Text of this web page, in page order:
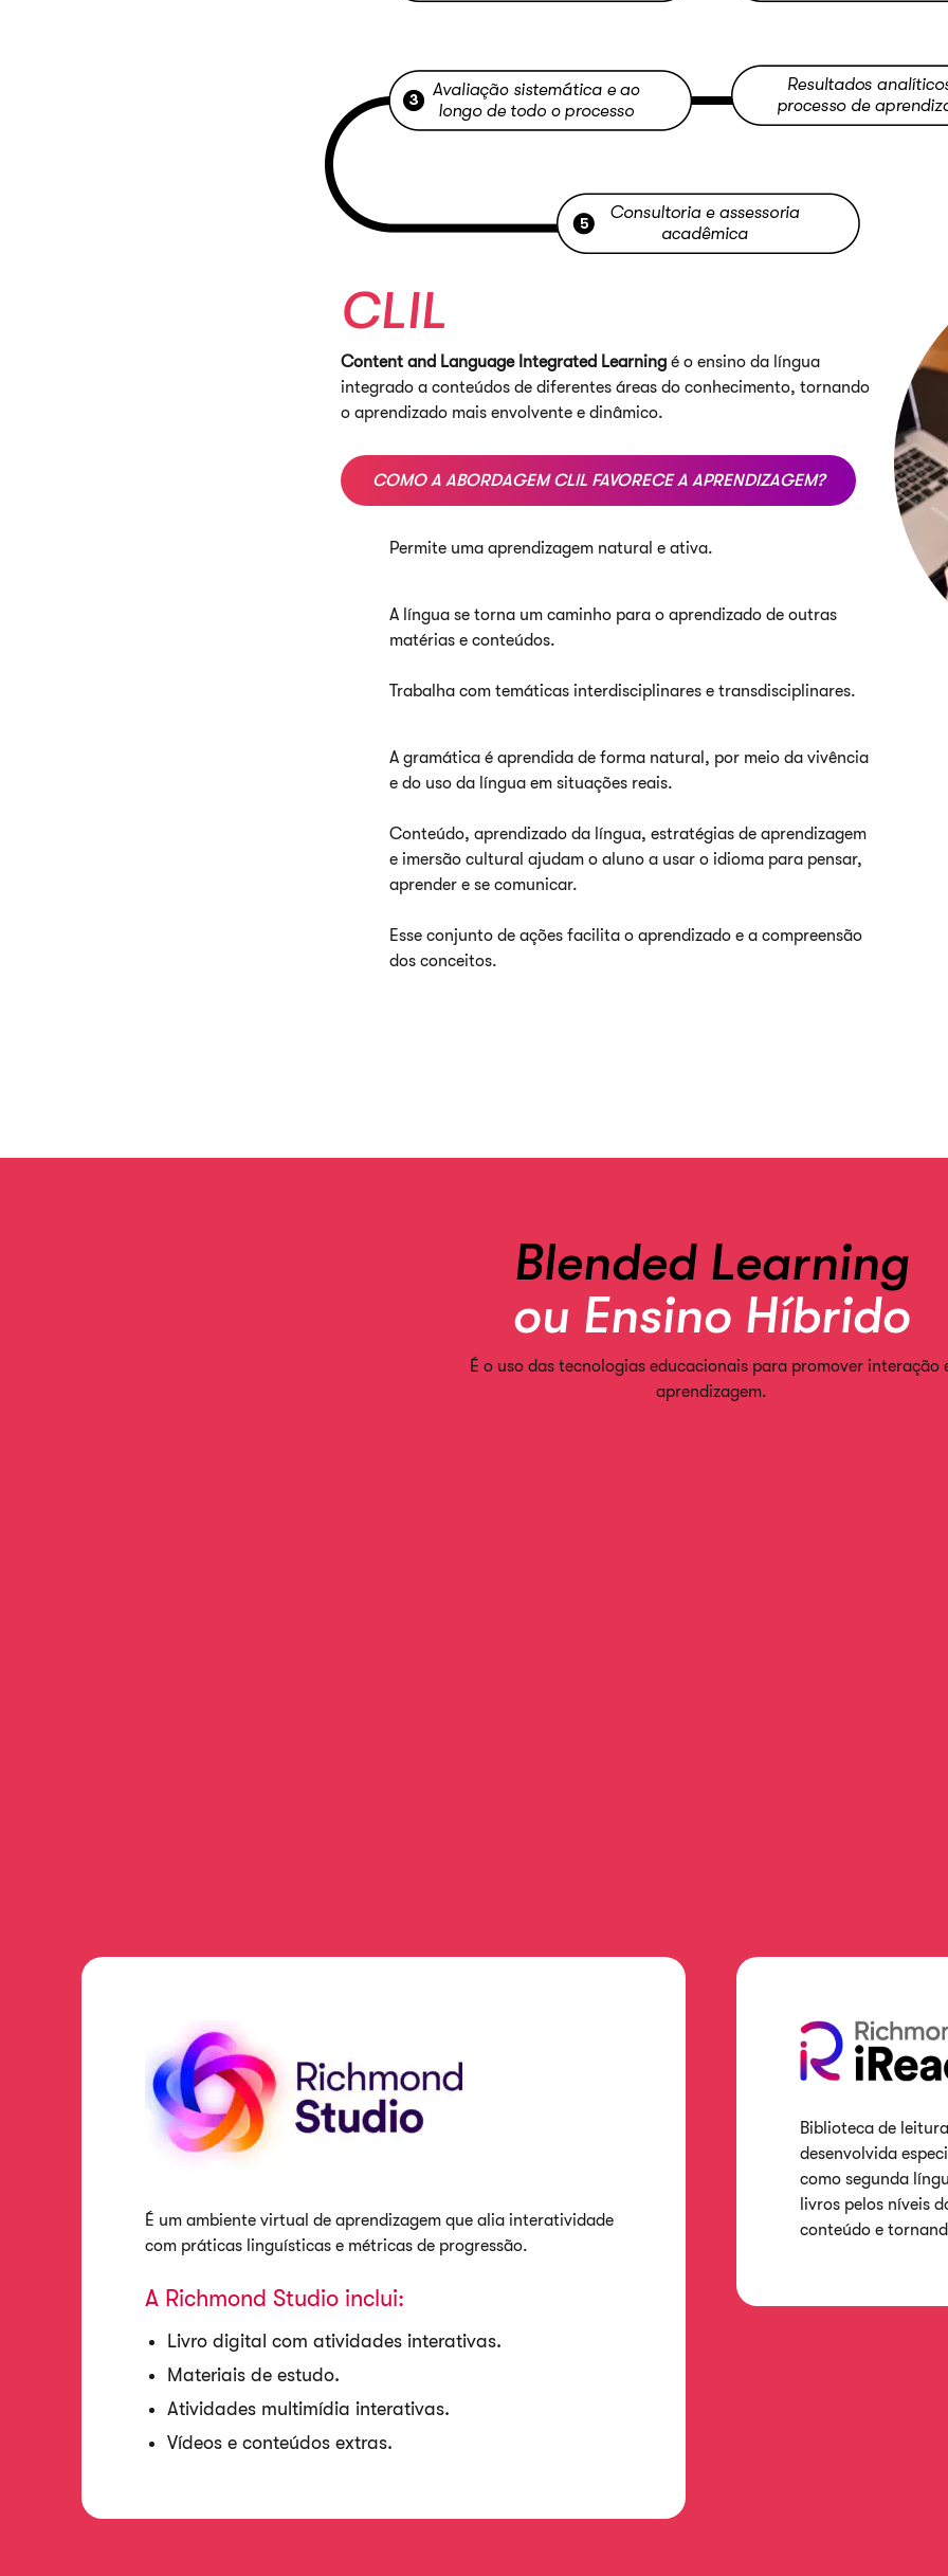
CLIL
Content and Language Integrated Learning é o ensino da língua​
integrado a conteúdos de diferentes áreas do conhecimento,​ tornando
o aprendizado mais envolvente e dinâmico.
COMO A ABORDAGEM CLIL FAVORECE A APRENDIZAGEM?
Permite uma aprendizagem natural e ativa.
A língua se torna um caminho para o aprendizado de outras
matérias e conteúdos.
Trabalha com temáticas interdisciplinares e transdisciplinares.
A gramática é aprendida de forma natural, por meio da vivência
e do uso da língua em situações reais.
Conteúdo, aprendizado da língua, estratégias de aprendizagem
e imersão cultural ajudam o aluno a usar o idioma para pensar,
aprender e se comunicar.
Esse conjunto de ações facilita o aprendizado e a compreensão
dos conceitos.
Blended Learning
ou Ensino Híbrido
É o uso das tecnologias educacionais para promover interação
aprendizagem.
É um ambiente virtual de aprendizagem que alia interatividade
com práticas linguísticas e métricas de progressão.
A Richmond Studio inclui:
Livro digital com atividades interativas.
Materiais de estudo.
Atividades multimídia interativas.
Vídeos e conteúdos extras.
Biblioteca de
desenvolvida
como segunda
livros pelos níveis
conteúdo e